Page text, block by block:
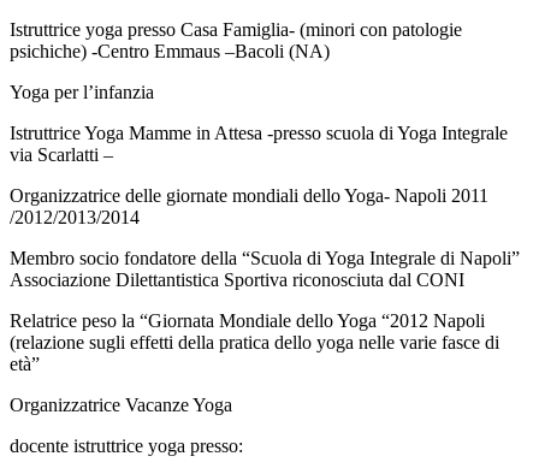
Istruttrice yoga presso Casa Famiglia- (minori con patologie
psichiche) -Centro Emmaus –Bacoli (NA)
Yoga per l’infanzia
Istruttrice Yoga Mamme in Attesa -presso scuola di Yoga Integrale
via Scarlatti –
Organizzatrice delle giornate mondiali dello Yoga- Napoli 2011
/2012/2013/2014
Membro socio fondatore della “Scuola di Yoga Integrale di Napoli”
Associazione Dilettantistica Sportiva riconosciuta dal CONI
Relatrice peso la “Giornata Mondiale dello Yoga “2012 Napoli
(relazione sugli effetti della pratica dello yoga nelle varie fasce di
età”
Organizzatrice Vacanze Yoga
docente istruttrice yoga presso: